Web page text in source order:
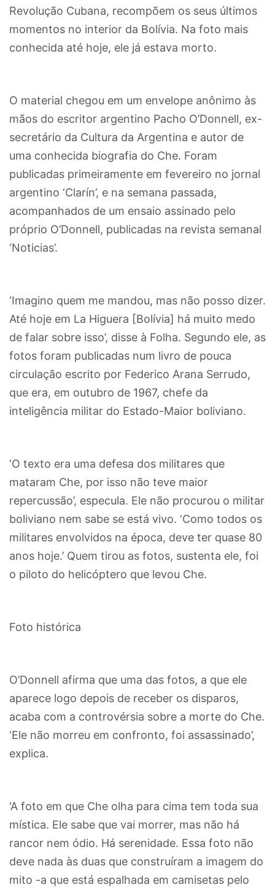
Revolução Cubana, recompõem os seus últimos
momentos no interior da Bolívia. Na foto mais
conhecida até hoje, ele já estava morto.
O material chegou em um envelope anônimo às
mãos do escritor argentino Pacho O’Donnell, ex-
secretário da Cultura da Argentina e autor de
uma conhecida biografia do Che. Foram
publicadas primeiramente em fevereiro no jornal
argentino ‘Clarín’, e na semana passada,
acompanhados de um ensaio assinado pelo
próprio O’Donnell, publicadas na revista semanal
‘Noticias’.
‘Imagino quem me mandou, mas não posso dizer.
Até hoje em La Higuera [Bolívia] há muito medo
de falar sobre isso’, disse à Folha. Segundo ele, as
fotos foram publicadas num livro de pouca
circulação escrito por Federico Arana Serrudo,
que era, em outubro de 1967, chefe da
inteligência militar do Estado-Maior boliviano.
‘O texto era uma defesa dos militares que
mataram Che, por isso não teve maior
repercussão’, especula. Ele não procurou o militar
boliviano nem sabe se está vivo. ‘Como todos os
militares envolvidos na época, deve ter quase 80
anos hoje.’ Quem tirou as fotos, sustenta ele, foi
o piloto do helicóptero que levou Che.
Foto histórica
O’Donnell afirma que uma das fotos, a que ele
aparece logo depois de receber os disparos,
acaba com a controvérsia sobre a morte do Che.
‘Ele não morreu em confronto, foi assassinado’,
explica.
‘A foto em que Che olha para cima tem toda sua
mística. Ele sabe que vai morrer, mas não há
rancor nem ódio. Há serenidade. Essa foto não
deve nada às duas que construíram a imagem do
mito -a que está espalhada em camisetas pelo